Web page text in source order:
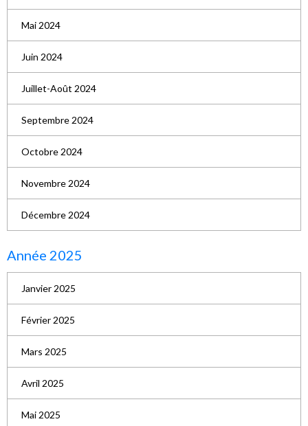
Mai 2024
Juin 2024
Juillet-Août 2024
Septembre 2024
Octobre 2024
Novembre 2024
Décembre 2024
Année 2025
Janvier 2025
Février 2025
Mars 2025
Avril 2025
Mai 2025